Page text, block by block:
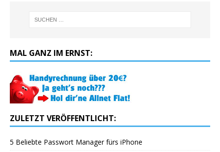
MAL GANZ IM ERNST:
ZULETZT VERÖFFENTLICHT:
5 Beliebte Passwort Manager fürs iPhone